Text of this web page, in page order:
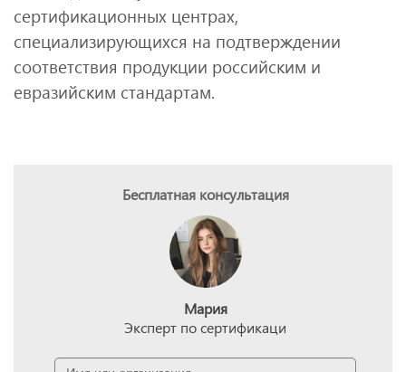
сертификационных центрах,
специализирующихся на подтверждении
соответствия продукции российским и
евразийским стандартам.
Бесплатная консультация
Мария
Эксперт по сертификаци